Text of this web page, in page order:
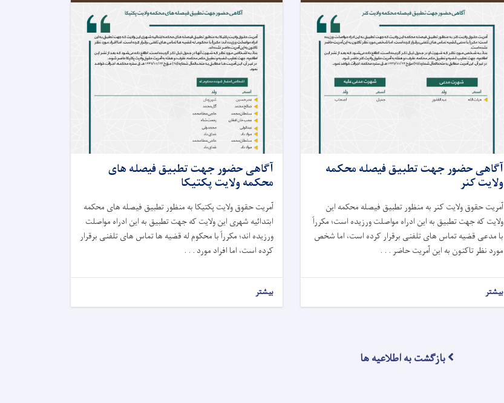
آگاهی حضور جهت تطبیق فیصله محکمه
ولایت کنر
آمریت حقوق ولایت کنر به منظور تطبیق فیصله محکمه این
ولایت که جهت تطبیق به این ادراه مواصلت ورزیده است؛ مکرراً
با مدعی قضیه تماس های تلفنی برقرار کرده است، اما شخص
مورد نظر تاکنون به این آمریت حاضر . . .
بیشتر
آگاهی حضور جهت تطبیق فیصله های
محکمه ولایت پکتیکا
آمریت حقوق ولایت پکتیکا به منظور تطبیق فیصله های محکمه
ابتدائیه شهری این ولایت که جهت تطبیق به این ادراه مواصلت
ورزیده اند؛ مکرراً با محکوم له قضیه ها تماس های تلفنی برقرار
کرده است، اما افراد مورد . . .
بیشتر
بازگشت به اطلاعیه ها